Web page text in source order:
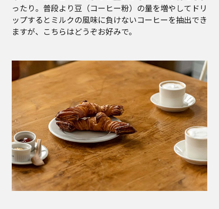
ったり。普段より豆（コーヒー粉）の量を増やしてドリ
ップするとミルクの風味に負けないコーヒーを抽出でき
ますが、こちらはどうぞお好みで。